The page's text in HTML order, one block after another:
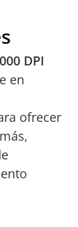
DPI
en
ofrecer